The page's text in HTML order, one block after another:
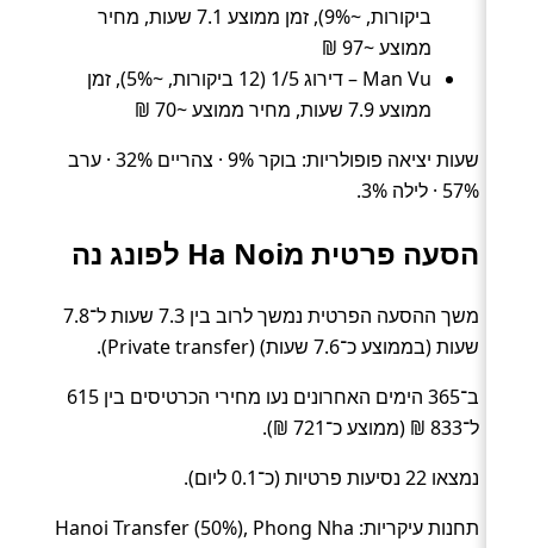
ביקורות, ~9%), זמן ממוצע 7.1 שעות, מחיר
ממוצע ~97 ₪
Man Vu – דירוג 1/5 (12 ביקורות, ~5%), זמן
ממוצע 7.9 שעות, מחיר ממוצע ~70 ₪
שעות יציאה פופולריות: בוקר 9% · צהריים 32% · ערב
57% · לילה 3%.
הסעה פרטית מHa Noi לפונג נה
משך ההסעה הפרטית נמשך לרוב בין 7.3 שעות ל־7.8
שעות (בממוצע כ־7.6 שעות) (Private transfer).
ב־365 הימים האחרונים נעו מחירי הכרטיסים בין 615
ל־833 ₪ (ממוצע כ־721 ₪).
נמצאו 22 נסיעות פרטיות (כ־0.1 ליום).
תחנות עיקריות: Hanoi Transfer (50%), Phong Nha